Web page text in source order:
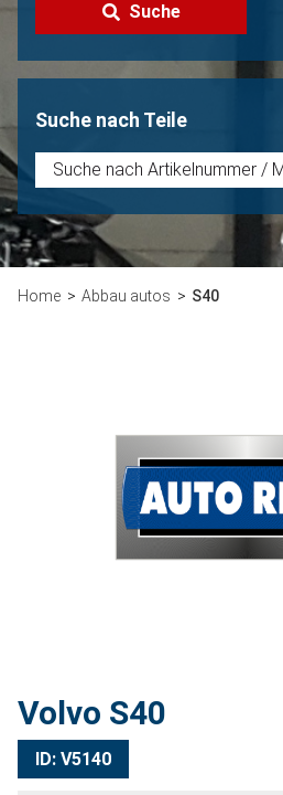
Suche
Suche nach Teile
Home Abbau autos S40
Volvo S40
ID: V5140